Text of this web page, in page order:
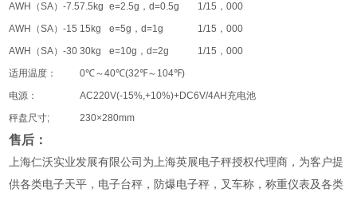
AWH
（SA）-7.57.5kg e=2.5g ，d=0.5g 1/15 ，000
AWH
（SA）-15 15kg e=5g ，d=1g 1/15 ，000
AWH
（SA）-30 30kg e=10g ，d=2g 1/15 ，000
适用温度：
0℃～40℃(32℉～ 104℉)
电源：
AC220V(-15%,+10%)+DC6V/4AH 充电池
秤盘尺寸; 230×280mm
售后：
上海仁沃实业发展有限公司为上海英展电子秤授权代理商，为客户提
供各类电子天平，电子台秤，防爆电子秤，叉车称，称重仪表及各类